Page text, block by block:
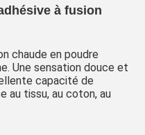
à fusion
chaude en poudre
Une sensation douce et
capacité de
au tissu, au coton, au